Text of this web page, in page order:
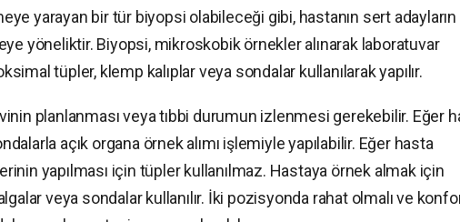
yarayan bir tür biyopsi olabileceği gibi, hastanın sert adayların
yöneliktir. Biyopsi, mikroskobik örnekler alınarak laboratuvar
tüpler, klemp kalıplar veya sondalar kullanılarak yapılır.
planlanması veya tıbbi durumun izlenmesi gerekebilir. Eğer
açık organa örnek alımı işlemiyle yapılabilir. Eğer hasta
yapılması için tüpler kullanılmaz. Hastaya örnek almak için
veya sondalar kullanılır. İki pozisyonda rahat olmalı ve